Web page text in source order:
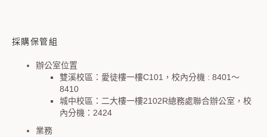
採購保管組
辦公室位置
雙溪校區：愛徒樓一樓C101，校內分機 : 8401～
8410
城中校區：二大樓一樓2102R總務處聯合辦公室，校
內分機：2424
業務